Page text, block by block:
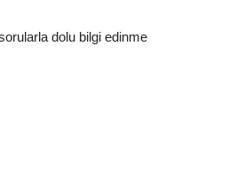
dolu bilgi edinme